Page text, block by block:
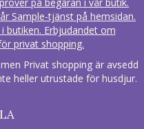
Sample-tjänst på hemsidan.
butiken. Erbjudandet om
privat shopping.
Privat shopping är avsedd
heller utrustade för husdjur.